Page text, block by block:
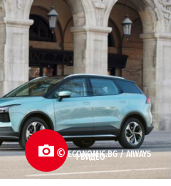
1 ВИДЕО
©ECONOMIC.BG /AIWAYS